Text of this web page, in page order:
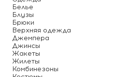
Белье
Блузы
Брюки
Верхняя одежда
Джемпера
Джинсы
Жакеты
Жилеты
Комбинезоны